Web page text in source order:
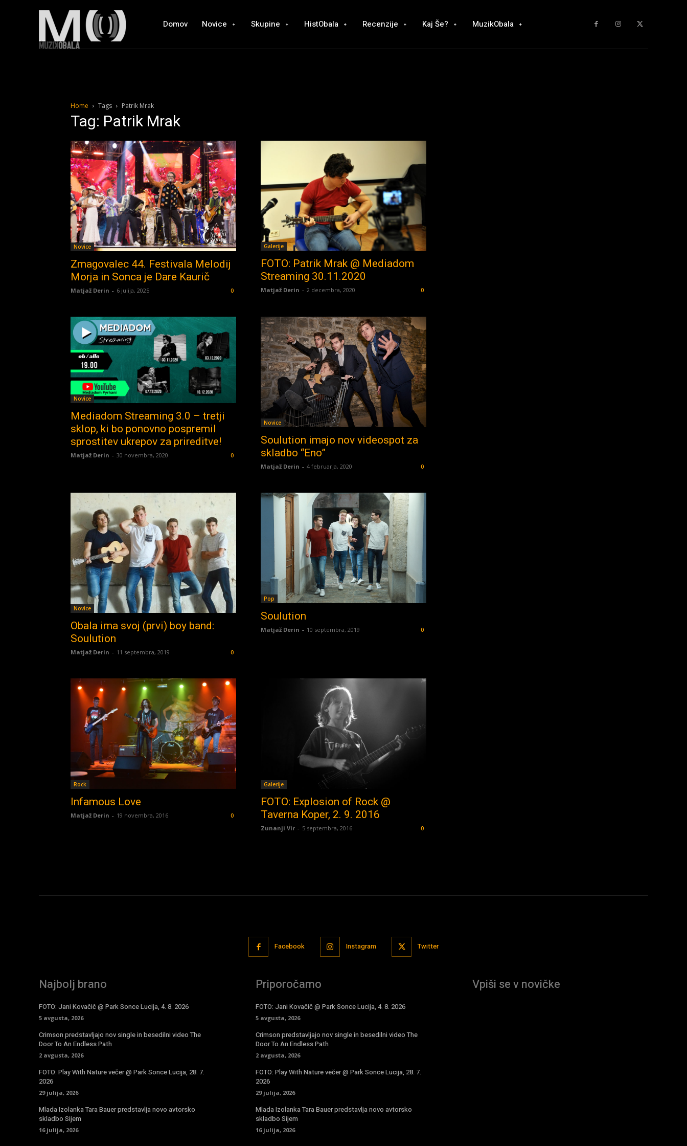
Domov Novice Skupine HistObala Recenzije Kaj Še? MuzikObala
Home Tags Patrik Mrak
Tag: Patrik Mrak
Novice
Zmagovalec 44. Festivala Melodij
Morja in Sonca je Dare Kaurič
Matjaž Derin - 6 julija, 2025 0
Galerije
FOTO: Patrik Mrak @ Mediadom
Streaming 30.11.2020
Matjaž Derin - 2 decembra, 2020 0
Novice
Mediadom Streaming 3.0 – tretji
sklop, ki bo ponovno pospremil
sprostitev ukrepov za prireditve!
Matjaž Derin - 30 novembra, 2020 0
Novice
Soulution imajo nov videospot za
skladbo “Eno”
Matjaž Derin - 4 februarja, 2020 0
Novice
Obala ima svoj (prvi) boy band:
Soulution
Matjaž Derin - 11 septembra, 2019 0
Pop
Soulution
Matjaž Derin - 10 septembra, 2019 0
Rock
Infamous Love
Matjaž Derin - 19 novembra, 2016 0
Galerije
FOTO: Explosion of Rock @
Taverna Koper, 2. 9. 2016
Zunanji Vir - 5 septembra, 2016 0
Facebook Instagram Twitter
Najbolj brano
FOTO: Jani Kovačič @ Park Sonce Lucija, 4. 8. 2026
5 avgusta, 2026
Crimson predstavljajo nov single in besedilni video The
Door To An Endless Path
2 avgusta, 2026
FOTO: Play With Nature večer @ Park Sonce Lucija, 28. 7.
2026
29 julija, 2026
Mlada Izolanka Tara Bauer predstavlja novo avtorsko
skladbo Sijem
16 julija, 2026
Priporočamo
FOTO: Jani Kovačič @ Park Sonce Lucija, 4. 8. 2026
5 avgusta, 2026
Crimson predstavljajo nov single in besedilni video The
Door To An Endless Path
2 avgusta, 2026
FOTO: Play With Nature večer @ Park Sonce Lucija, 28. 7.
2026
29 julija, 2026
Mlada Izolanka Tara Bauer predstavlja novo avtorsko
skladbo Sijem
16 julija, 2026
Vpiši se v novičke